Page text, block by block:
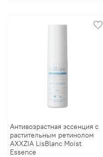
Антивозрастная эссенция с
растительным ретинолом
AXXZIA LisBlanc Moist
Essence